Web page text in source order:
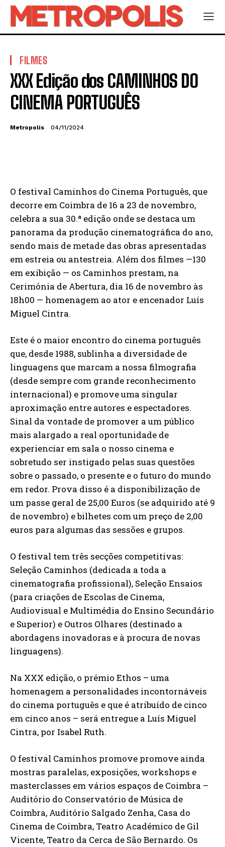
FILMES
XXX Edição dos CAMINHOS DO
CINEMA PORTUGUÊS
Metropolis 04/11/2024
O festival Caminhos do Cinema Português, que
decorre em Coimbra de 16 a 23 de novembro,
celebra a sua 30.ª edição onde se destaca um
panorama da produção cinematográfica do ano,
sendo mais de metade das obras apresentadas
em estreia ou antestreia. Além dos filmes —130
em exibição — os Caminhos prestam, na
Cerimónia de Abertura, dia 16 de novembro às
18h00 — homenagem ao ator e encenador Luís
Miguel Cintra.
Este é o maior encontro do cinema português
que, desde 1988, sublinha a diversidade de
linguagens que marcam a nossa filmografia
(desde sempre com grande reconhecimento
internacional) e promove uma singular
aproximação entre autores e espectadores.
Sinal da vontade de promover a um público
mais alargado a real oportunidade de
experienciar em sala o nosso cinema e
sobretudo ser instigado pelas suas questões
sobre o passado, o presente e o futuro do mundo
em redor. Prova disso é a disponibilização de
um passe geral de 25,00 Euros (se adquirido até 9
de novembro) e bilhetes com um preço de 2,00
euros para algumas das sessões e grupos.
O festival tem três secções competitivas:
Seleção Caminhos (dedicada a toda a
cinematografia profissional), Seleção Ensaios
(para criações de Escolas de Cinema,
Audiovisual e Multimédia do Ensino Secundário
e Superior) e Outros Olhares (destinado a
abordagens inovadoras e à procura de novas
linguagens).
Na XXX edição, o prémio Ethos – uma
homenagem a personalidades incontornáveis
do cinema português e que é atribuído de cinco
em cinco anos – será entregue a Luís Miguel
Cintra, por Isabel Ruth.
O festival Caminhos promove promove ainda
mostras paralelas, exposições, workshops e
masterclasses em vários espaços de Coimbra –
Auditório do Conservatório de Música de
Coimbra, Auditório Salgado Zenha, Casa do
Cinema de Coimbra, Teatro Académico de Gil
Vicente, Teatro da Cerca de São Bernardo. Os